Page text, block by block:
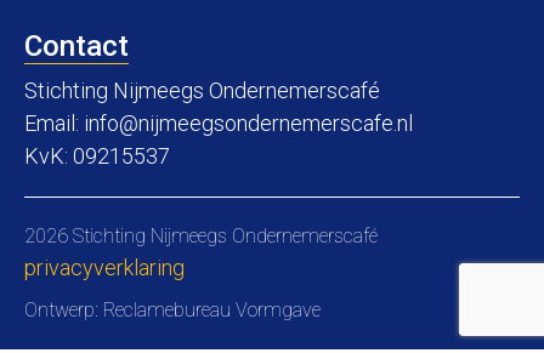
Contact
Stichting Nijmeegs Ondernemerscafé
Email: info@nijmeegsondernemerscafe.nl
KvK: 09215537
2026 Stichting Nijmeegs Ondernemerscafé
privacyverklaring
Ontwerp: Reclamebureau Vormgave